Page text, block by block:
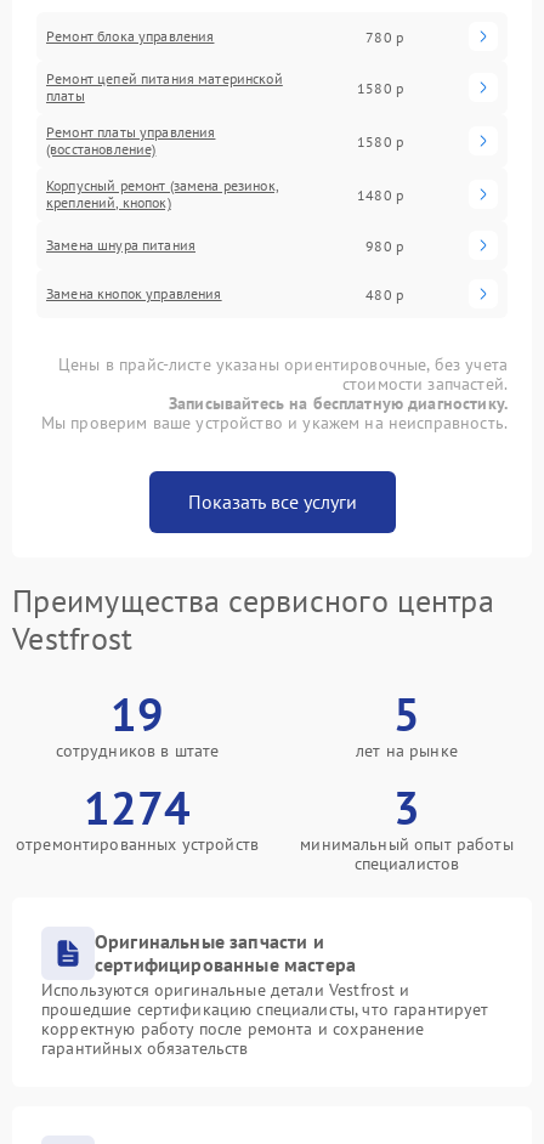
Ремонт блока управления 780 р
Ремонт цепей питания материнской
платы
1580 р
Ремонт платы управления
(восстановление)
1580 р
Корпусный ремонт (замена резинок,
креплений, кнопок)
1480 р
Замена шнура питания 980 р
Замена кнопок управления 480 р
Цены в прайс-листе указаны ориентировочные, без учета
стоимости запчастей.
Записывайтесь на бесплатную диагностику.
Мы проверим ваше устройство и укажем на неисправность.
Показать все услуги
Преимущества сервисного центра
Vestfrost
19
сотрудников в штате
5
лет на рынке
1274
отремонтированных устройств
3
минимальный опыт работы
специалистов
Оригинальные запчасти и
сертифицированные мастера
Используются оригинальные детали Vestfrost и
прошедшие сертификацию специалисты, что гарантирует
корректную работу после ремонта и сохранение
гарантийных обязательств